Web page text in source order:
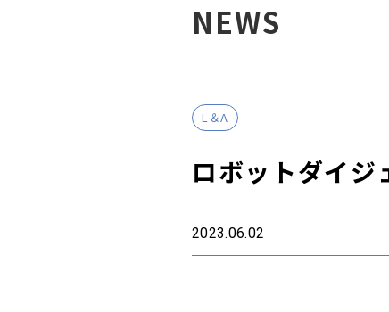
NEWS
L＆A
ロボットダイ
2023.06.02